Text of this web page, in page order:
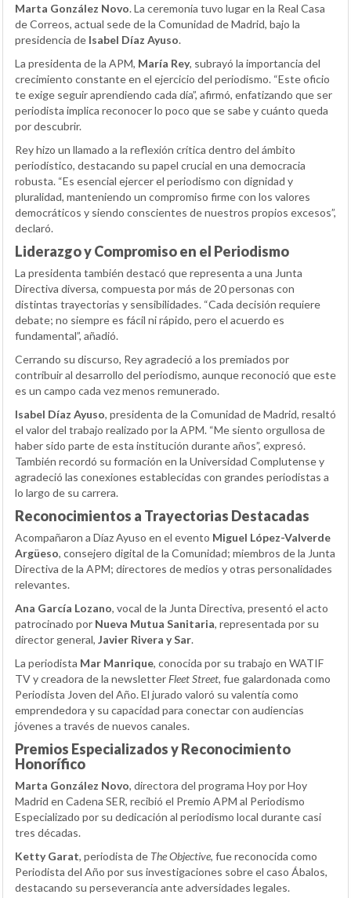
Marta González Novo. La ceremonia tuvo lugar en la Real Casa
de Correos, actual sede de la Comunidad de Madrid, bajo la
presidencia de Isabel Díaz Ayuso.
La presidenta de la APM, María Rey, subrayó la importancia del
crecimiento constante en el ejercicio del periodismo. “Este oficio
te exige seguir aprendiendo cada día”, afirmó, enfatizando que ser
periodista implica reconocer lo poco que se sabe y cuánto queda
por descubrir.
Rey hizo un llamado a la reflexión crítica dentro del ámbito
periodístico, destacando su papel crucial en una democracia
robusta. “Es esencial ejercer el periodismo con dignidad y
pluralidad, manteniendo un compromiso firme con los valores
democráticos y siendo conscientes de nuestros propios excesos”,
declaró.
Liderazgo y Compromiso en el Periodismo
La presidenta también destacó que representa a una Junta
Directiva diversa, compuesta por más de 20 personas con
distintas trayectorias y sensibilidades. “Cada decisión requiere
debate; no siempre es fácil ni rápido, pero el acuerdo es
fundamental”, añadió.
Cerrando su discurso, Rey agradeció a los premiados por
contribuir al desarrollo del periodismo, aunque reconoció que este
es un campo cada vez menos remunerado.
Isabel Díaz Ayuso, presidenta de la Comunidad de Madrid, resaltó
el valor del trabajo realizado por la APM. “Me siento orgullosa de
haber sido parte de esta institución durante años”, expresó.
También recordó su formación en la Universidad Complutense y
agradeció las conexiones establecidas con grandes periodistas a
lo largo de su carrera.
Reconocimientos a Trayectorias Destacadas
Acompañaron a Díaz Ayuso en el evento Miguel López-Valverde
Argüeso, consejero digital de la Comunidad; miembros de la Junta
Directiva de la APM; directores de medios y otras personalidades
relevantes.
Ana García Lozano, vocal de la Junta Directiva, presentó el acto
patrocinado por Nueva Mutua Sanitaria, representada por su
director general, Javier Rivera y Sar.
La periodista Mar Manrique, conocida por su trabajo en WATIF
TV y creadora de la newsletterFleet Street, fue galardonada como
Periodista Joven del Año. El jurado valoró su valentía como
emprendedora y su capacidad para conectar con audiencias
jóvenes a través de nuevos canales.
Premios Especializados y Reconocimiento
Honorífico
Marta González Novo, directora del programa Hoy por Hoy
Madrid en Cadena SER, recibió el Premio APM al Periodismo
Especializado por su dedicación al periodismo local durante casi
tres décadas.
Ketty Garat, periodista de The Objective, fue reconocida como
Periodista del Año por sus investigaciones sobre el caso Ábalos,
destacando su perseverancia ante adversidades legales.